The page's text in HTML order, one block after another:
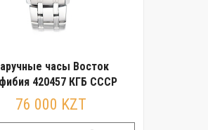
часы Восток
420457 КГБ СССР
76 000 KZT